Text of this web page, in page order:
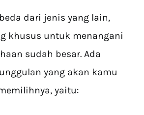
dari jenis yang lain,
khusus untuk menangani
sudah besar. Ada
yang akan kamu
yaitu: